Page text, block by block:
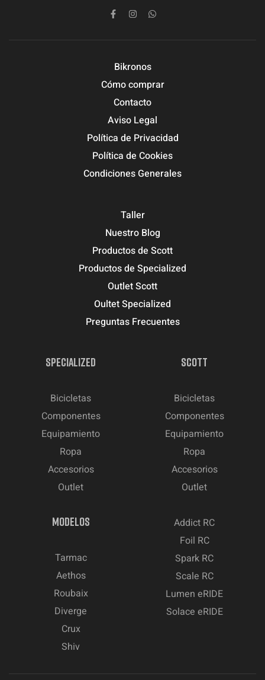
Bikronos
Cómo comprar
Contacto
Aviso Legal
Política de Privacidad
Política de Cookies
Condiciones Generales
Taller
Nuestro Blog
Productos de Scott
Productos de Specialized
Outlet Scott
Oultet Specialized
Preguntas Frecuentes
SPECIALIZED
Bicicletas
Componentes
Equipamiento
Ropa
Accesorios
Outlet
SCOTT
Bicicletas
Componentes
Equipamiento
Ropa
Accesorios
Outlet
MODELOS
Tarmac
Aethos
Roubaix
Diverge
Crux
Shiv
Addict RC
Foil RC
Spark RC
Scale RC
Lumen eRIDE
Solace eRIDE